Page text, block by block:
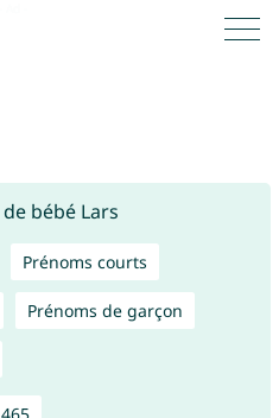
Prénoms courts
Prénoms de garçon